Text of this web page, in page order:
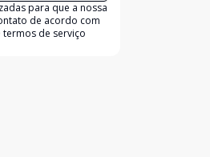
para que a nossa
de acordo com
de serviço